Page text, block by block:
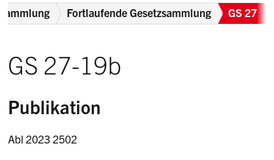
Breadcrumb
Fortlaufende Gesetzsammlung GS 27
GS 27-19b
Publikation
Abl 2023 2502